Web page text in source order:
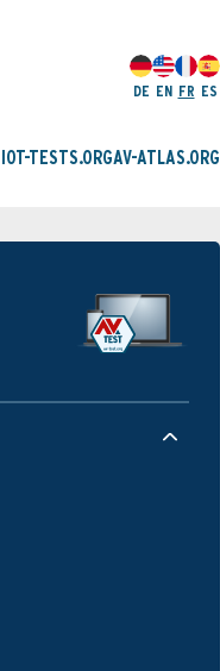
DE EN FR ES
IOT-TESTS.ORGAV-ATLAS.ORG